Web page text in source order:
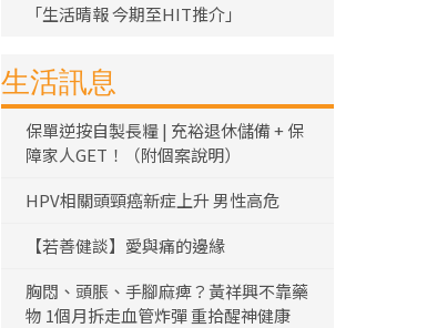
「生活晴報 今期至HIT推介」
生活訊息
保單逆按自製長糧 | 充裕退休儲備 + 保
障家人GET！（附個案說明）
HPV相關頭頸癌新症上升 男性高危
【若善健談】愛與痛的邊緣
胸悶、頭脹、手腳麻痺？黃祥興不靠藥
物 1個月拆走血管炸彈 重拾醒神健康